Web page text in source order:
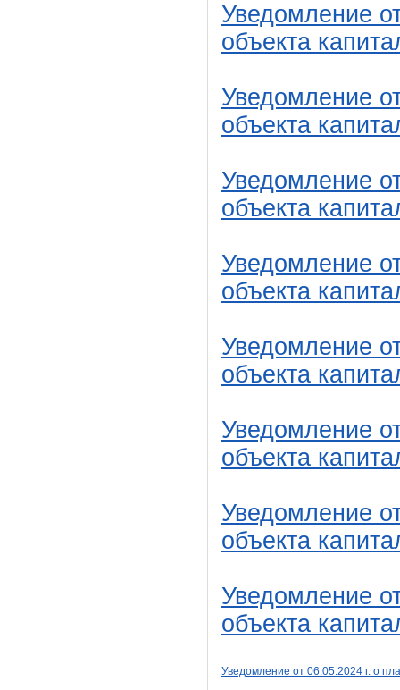
Уведомление
объекта
Уведомление
объекта
Уведомление
объекта
Уведомление
объекта
Уведомление
объекта
Уведомление
объекта
Уведомление
объекта
Уведомление
объекта
Уведомление от 06 .05.2024 г. о